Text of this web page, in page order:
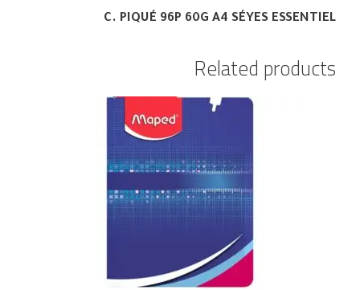
C. PIQUÉ 96P 60G A4 SÉYES ESSENTIEL
Related products